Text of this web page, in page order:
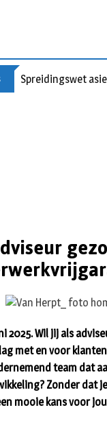
Spreidingswet
2025. Wil jij als
met en voor
team dat
Zonder dat
mooie kans voor